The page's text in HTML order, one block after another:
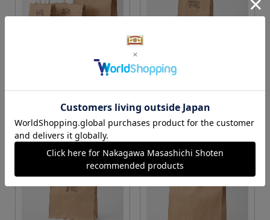
S・M・Lサイズより当店に
カートに入れる
Sサイズ
カートに入れる